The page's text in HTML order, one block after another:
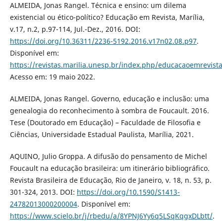
ALMEIDA, Jonas Rangel. Técnica e ensino: um dilema
existencial ou ético-político? Educação em Revista, Marília,
v.17, n.2, p.97-114, Jul.-Dez., 2016. DOI:
https://doi.org/10.36311/2236-5192.2016.v17n02.08.p97.
Disponível em:
https://revistas.marilia.unesp.br/index.php/
Acesso em: 19 maio 2022.
ALMEIDA, Jonas Rangel. Governo, educação e inclusão: uma
genealogia do reconhecimento à sombra de Foucault. 2016.
Tese (Doutorado em Educação) – Faculdade de Filosofia e
Ciências, Universidade Estadual Paulista, Marília, 2021.
AQUINO, Julio Groppa. A difusão do pensamento de Michel
Foucault na educação brasileira: um itinerário bibliográfico.
Revista Brasileira de Educação, Rio de Janeiro, v. 18, n. 53, p.
301-324, 2013. DOI: https://doi.org/10.1590/S1413-
24782013000200004. Disponível em:
https://www.scielo.br/j/rbedu/a/8YPNJ6Yy6q5LSqKqgxDLbtt/.